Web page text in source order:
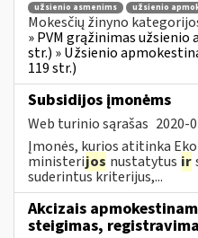
užsienio asmenims
užsienio
Mokesčių žinyno
» PVM grąžinimas užsienio
str.) » Užsienio
119 str.)
Subsidijos įmonėms
Web turinio sąrašas 2020-
Įmonės, kurios atitinka
ministerijos nustatytus ir
suderintus kriterijus,...
Akcizais
steigimas,